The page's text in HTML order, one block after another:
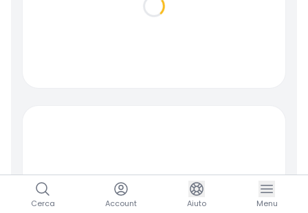
Loading...
Loading...
Cerca Account Aiuto Menu